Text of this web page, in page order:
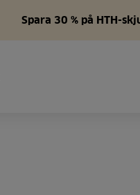
Spara 30 % på HTH-